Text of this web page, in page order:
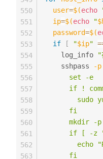
user=$(echo
ip=$(echo "
password=$(
if
[ "$ip"
    log_info
"
    sshpass
-p
      set -e
if !
sudo
      fi
mkdir -p
if [ -z
echo
      fi
550
551
552
553
554
555
556
557
558
559
560
561
562
563